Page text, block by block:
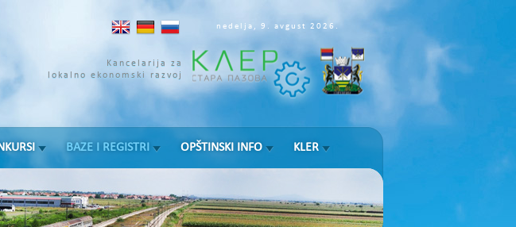
Kancelarija za
lokalno ekonomski razvoj
nedelja, 9. avgust 2026.
BAZE I REGISTRI OPŠTINSKI INFO KLER